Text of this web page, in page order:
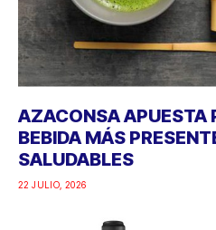
AZACONSA APUESTA
BEBIDA MÁS
SALUDABLES
22 JULIO, 2026